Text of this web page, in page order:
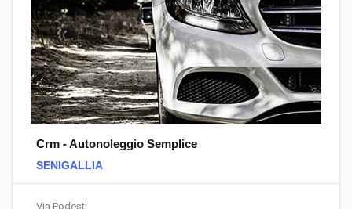
Crm - Autonoleggio Semplice
SENIGALLIA
Via Podesti